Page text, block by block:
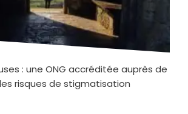
: une ONG accréditée auprès de
les risques de stigmatisation